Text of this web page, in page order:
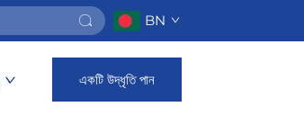
BN
একটি উদ্ধৃতি পান